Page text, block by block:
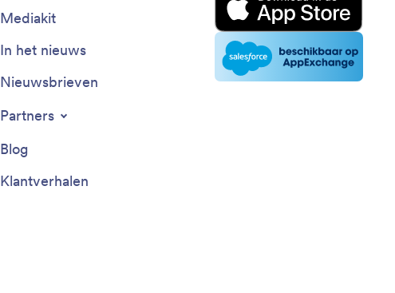
Mediakit
In het nieuws
Nieuwsbrieven
Partners
Blog
Klantverhalen